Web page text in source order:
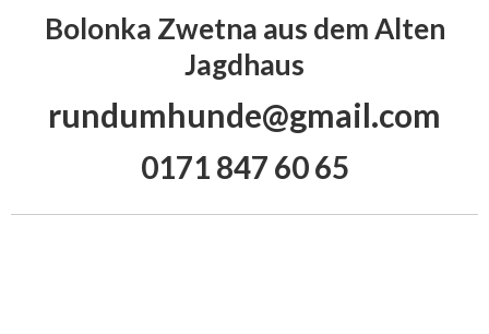
Bolonka Zwetna aus dem Alten
Jagdhaus
rundumhunde@gmail.com
0171 847 60 65